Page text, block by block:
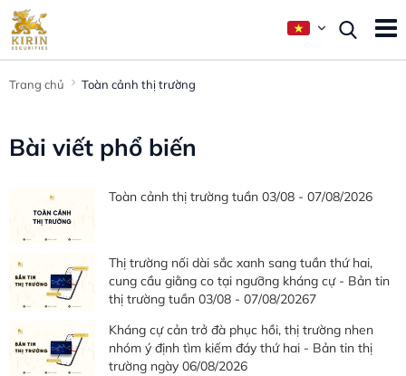
Trang chủ Toàn cảnh thị trường
Bài viết phổ biến
Toàn cảnh thị trường tuần 03/08 - 07/08/2026
Thị trường nối dài sắc xanh sang tuần thứ hai,
cung cầu giằng co tại ngưỡng kháng cự - Bản tin
thị trường tuần 03/08 - 07/08/20267
Kháng cự cản trở đà phục hồi, thị trường nhen
nhóm ý định tìm kiếm đáy thứ hai - Bản tin thị
trường ngày 06/08/2026